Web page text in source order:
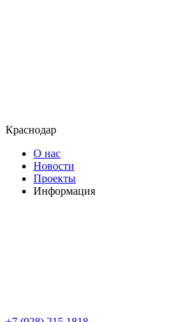
Краснодар
О нас
Новости
Проекты
Информация